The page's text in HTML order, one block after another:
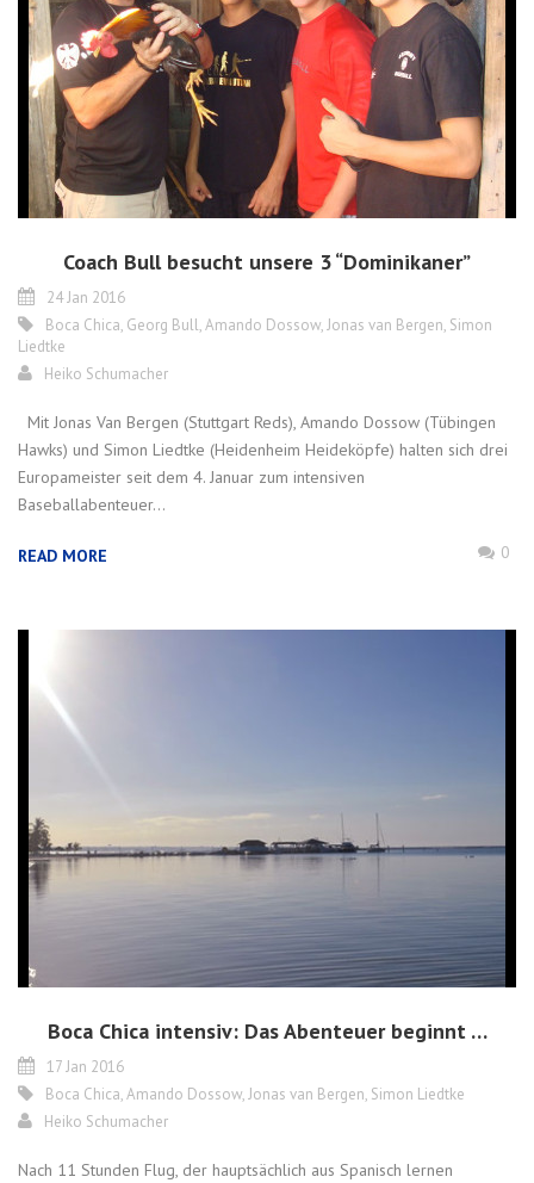
Coach Bull besucht unsere 3 “Dominikaner”
24 Jan 2016
Boca Chica, Georg Bull,Amando Dossow,Jonas van Bergen, Simon
Liedtke
Heiko Schumacher
Mit Jonas Van Bergen (Stuttgart Reds), Amando Dossow (Tübingen
Hawks) und Simon Liedtke (Heidenheim Heideköpfe) halten sich drei
Europameister seit dem 4. Januar zum intensiven
Baseballabenteuer...
READ MORE 0
Boca Chica intensiv: Das Abenteuer beginnt …
17 Jan 2016
Boca Chica,Amando Dossow,Jonas van Bergen, Simon Liedtke
Heiko Schumacher
Nach 11 Stunden Flug, der hauptsächlich aus Spanisch lernen